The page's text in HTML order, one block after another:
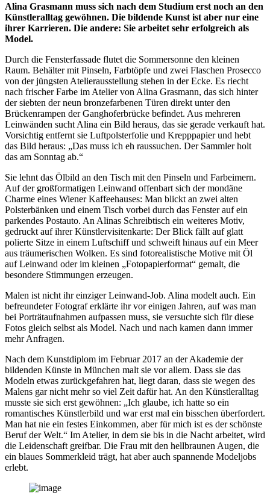
Alina Grasmann muss sich nach dem Studium erst noch an den
Künstleralltag gewöhnen. Die bildende Kunst ist aber nur eine
ihrer Karrieren. Die andere: Sie arbeitet sehr erfolgreich als
Model.
Durch die Fensterfassade flutet die Sommersonne den kleinen
Raum. Behälter mit Pinseln, Farbtöpfe und zwei Flaschen Prosecco
von der jüngsten Atelierausstellung stehen in der Ecke. Es riecht
nach frischer Farbe im Atelier von Alina Grasmann, das sich hinter
der siebten der neun bronzefarbenen Türen direkt unter den
Brückenrampen der Ganghoferbrücke befindet. Aus mehreren
Leinwänden sucht Alina ein Bild heraus, das sie gerade verkauft hat.
Vorsichtig entfernt sie Luftpolsterfolie und Krepppapier und hebt
das Bild heraus: „Das muss ich eh raussuchen. Der Sammler holt
das am Sonntag ab.“
Sie lehnt das Ölbild an den Tisch mit den Pinseln und Farbeimern.
Auf der großformatigen Leinwand offenbart sich der mondäne
Charme eines Wiener Kaffeehauses: Man blickt an zwei alten
Polsterbänken und einem Tisch vorbei durch das Fenster auf ein
parkendes Postauto. An Alinas Schreibtisch ein weiteres Motiv,
gedruckt auf ihrer Künstlervisitenkarte: Der Blick fällt auf glatt
polierte Sitze in einem Luftschiff und schweift hinaus auf ein Meer
aus träumerischen Wolken. Es sind fotorealistische Motive mit Öl
auf Leinwand oder im kleinen „Fotopapierformat“ gemalt, die
besondere Stimmungen erzeugen.
Malen ist nicht ihr einziger Leinwand-Job. Alina modelt auch. Ein
befreundeter Fotograf erklärte ihr vor einigen Jahren, auf was man
bei Porträtaufnahmen aufpassen muss, sie versuchte sich für diese
Fotos gleich selbst als Model. Nach und nach kamen dann immer
mehr Anfragen.
Nach dem Kunstdiplom im Februar 2017 an der Akademie der
bildenden Künste in München malt sie vor allem. Dass sie das
Modeln etwas zurückgefahren hat, liegt daran, dass sie wegen des
Malens gar nicht mehr so viel Zeit dafür hat. An den Künstleralltag
musste sie sich erst gewöhnen: „Ich glaube, ich hatte so ein
romantisches Künstlerbild und war erst mal ein bisschen überfordert.
Man hat nie ein festes Einkommen, aber für mich ist es der schönste
Beruf der Welt.“ Im Atelier, in dem sie bis in die Nacht arbeitet, wird
die Leidenschaft greifbar. Die Frau mit den hellbraunen Augen, die
ein blaues Sommerkleid trägt, hat aber auch spannende Modeljobs
erlebt.